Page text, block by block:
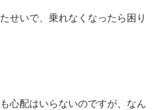
せいで、乗れなくなったら困り
心配はいらないのですが、なん